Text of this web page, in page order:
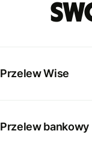
Przelew Wise
Przelew bankowy